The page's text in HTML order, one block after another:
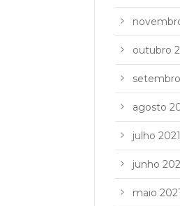
outubro
agosto
julho 2021
junho
maio 2021